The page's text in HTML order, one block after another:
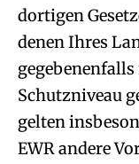
dortigen
denen Ihres
Schutzniveau
gelten
EWR andere